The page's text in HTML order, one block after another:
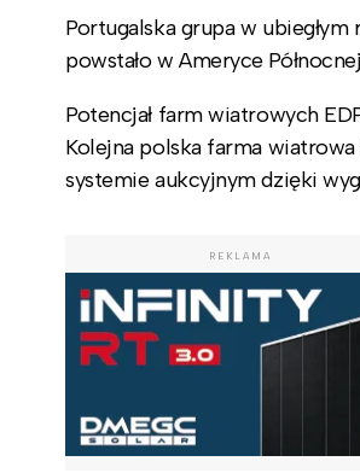
Portugalska grupa w
powstało w Ameryce
Potencjał farm wiatrowych
Kolejna polska farma
systemie aukcyjnym dzięki
REKLAMA